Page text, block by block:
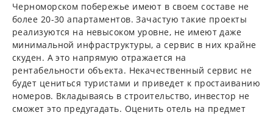
Черноморском побережье имеют в своем составе не
более 20-30 апартаментов. Зачастую такие проекты
реализуются на невысоком уровне, не имеют даже
минимальной инфраструктуры, а сервис в них крайне
скуден. А это напрямую отражается на
рентабельности объекта. Некачественный сервис не
будет цениться туристами и приведет к простаиванию
номеров. Вкладываясь в строительство, инвестор не
сможет это предугадать. Оценить отель на предмет